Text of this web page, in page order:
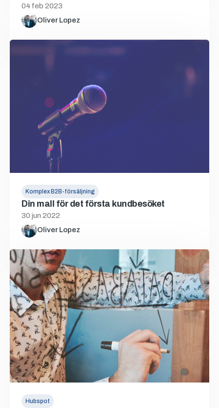
04 feb 2023
Oliver Lopez
Komplex B2B-försäljning
Din mall för det första kundbesöket
30 jun 2022
Oliver Lopez
Hubspot